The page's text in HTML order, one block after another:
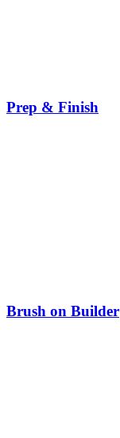
Prep & Finish
Brush on Builder